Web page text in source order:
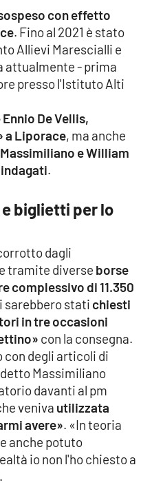
con effetto
. Fino al 2021 è stato
Allievi Marescialli e
attualmente - prima
presso l'Istituto Alti
De Vellis,
a Liporace, ma anche
Massimiliano e William
.
biglietti per lo
dagli
tramite diverse borse
complessivo di 11.350
sarebbero stati chiesti
in tre occasioni
con la consegna.
con degli articoli di
Massimiliano
davanti al pm
veniva utilizzata
avere». «In teoria
anche potuto
io non l'ho chiesto a